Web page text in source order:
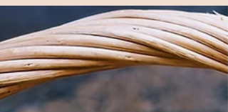
une ressource fragile à récolter avec modération. Cette
plante bio indicatrice recèle des vertus médicinales
variées et est très appréciée en pesto. Je vous rappelle
règles de cueillette raisonnée et les infos à connaître
pour ne pas le confondre avec des plantes toxiques
comme le muguet ou le colchique.